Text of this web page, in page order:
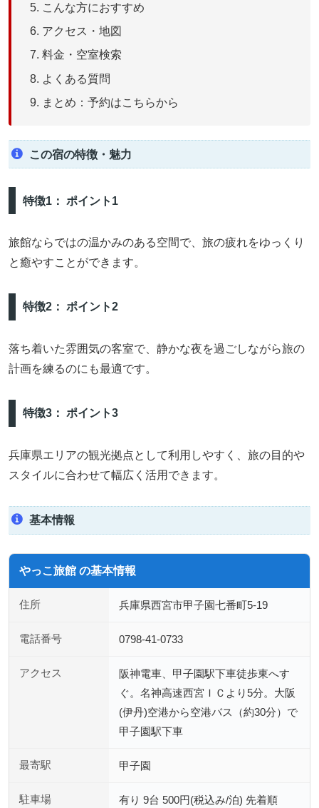
こんな方におすすめ
アクセス・地図
料金・空室検索
よくある質問
まとめ：予約はこちらから
この宿の特徴・魅力
特徴1： ポイント1
旅館ならではの温かみのある空間で、旅の疲れをゆっくり
と癒やすことができます。
特徴2： ポイント2
落ち着いた雰囲気の客室で、静かな夜を過ごしながら旅の
計画を練るのにも最適です。
特徴3： ポイント3
兵庫県エリアの観光拠点として利用しやすく、旅の目的や
スタイルに合わせて幅広く活用できます。
基本情報
やっこ旅館 の基本情報
住所 兵庫県西宮市甲子園七番町5-19
電話番号 0798-41-0733
アクセス
阪神電車、甲子園駅下車徒歩東へす
ぐ。名神高速西宮ＩＣより5分。大阪
(伊丹)空港から空港バス（約30分）で
甲子園駅下車
最寄駅 甲子園
駐車場 有り 9台 500円(税込み/泊) 先着順